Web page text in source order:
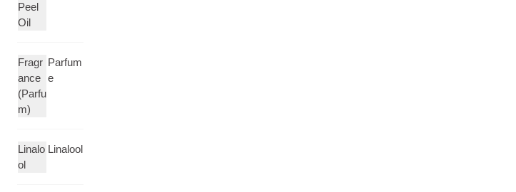
Peel
Oil
Fragr
ance
(Parfu
m)
Parfum
e
Linalo
ol
Linalool